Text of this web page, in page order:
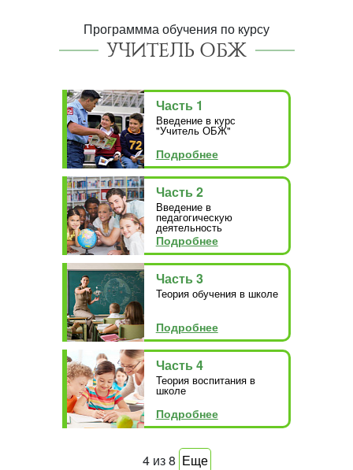
Программма обучения по курсу
УЧИТЕЛЬ ОБЖ
Часть 1
Введение в курс
"Учитель ОБЖ"
Подробнее
Часть 2
Введение в
педагогическую
деятельность
Подробнее
Часть 3
Теория обучения в школе
Подробнее
Часть 4
Теория воспитания в
школе
Подробнее
4из8 Еще